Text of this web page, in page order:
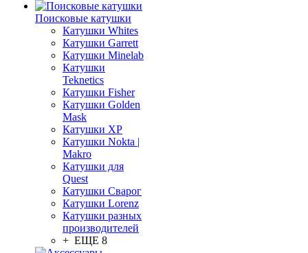
Поисковые катушки
Катушки Whites
Катушки Garrett
Катушки Minelab
Катушки
Teknetics
Катушки Fisher
Катушки Golden
Mask
Катушки XP
Катушки Nokta |
Makro
Катушки для
Quest
Катушки Сварог
Катушки Lorenz
Катушки разных
производителей
+ ЕЩЕ 8